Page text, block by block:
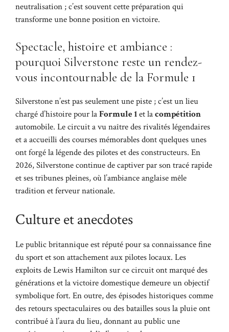
neutralisation ; c’est souvent cette préparation qui
transforme une bonne position en victoire.
Spectacle, histoire et ambiance :
pourquoi Silverstone reste un rendez-
vous incontournable de la Formule 1
Silverstone n’est pas seulement une piste ; c’est un lieu
chargé d’histoire pour laFormule 1et lacompétition
automobile. Le circuit a vu naître des rivalités légendaires
et a accueilli des courses mémorables dont quelques unes
ont forgé la légende des pilotes et des constructeurs. En
2026, Silverstone continue de captiver par son tracé rapide
et ses tribunes pleines, où l’ambiance anglaise mêle
tradition et ferveur nationale.
Culture et anecdotes
Le public britannique est réputé pour sa connaissance fine
du sport et son attachement aux pilotes locaux. Les
exploits de Lewis Hamilton sur ce circuit ont marqué des
générations et la victoire domestique demeure un objectif
symbolique fort. En outre, des épisodes historiques comme
des retours spectaculaires ou des batailles sous la pluie ont
contribué à l’aura du lieu, donnant au public une